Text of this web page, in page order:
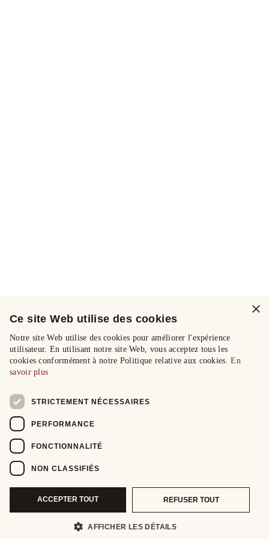
×
Ce site Web utilise des cookies
Notre site Web utilise des cookies pour améliorer l'expérience
utilisateur. En utilisant notre site Web, vous acceptez tous les
cookies conformément à notre Politique relative aux cookies.En
savoir plus
STRICTEMENT NÉCESSAIRES
PERFORMANCE
FONCTIONNALITÉ
NON CLASSIFIÉS
ACCEPTER TOUT REFUSER TOUT
AFFICHER LES DÉTAILS